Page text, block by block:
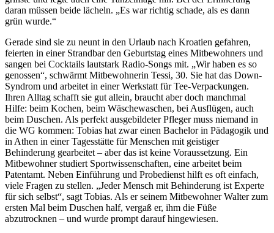
daran müssen beide lächeln. „Es war richtig schade, als es dann
grün wurde.“
Gerade sind sie zu neunt in den Urlaub nach Kroatien gefahren,
feierten in einer Strandbar den Geburtstag eines Mitbewohners und
sangen bei Cocktails lautstark Radio-Songs mit. „Wir haben es so
genossen“, schwärmt Mitbewohnerin Tessi, 30. Sie hat das Down-
Syndrom und arbeitet in einer Werkstatt für Tee-Verpackungen.
Ihren Alltag schafft sie gut allein, braucht aber doch manchmal
Hilfe: beim Kochen, beim Wäschewaschen, bei Ausflügen, auch
beim Duschen. Als perfekt ausgebildeter Pfleger muss niemand in
die WG kommen: Tobias hat zwar einen Bachelor in Pädagogik und
in Athen in einer Tagesstätte für Menschen mit geistiger
Behinderung gearbeitet – aber das ist keine Voraussetzung. Ein
Mitbewohner studiert Sportwissenschaften, eine arbeitet beim
Patentamt. Neben Einführung und Probedienst hilft es oft einfach,
viele Fragen zu stellen. „Jeder Mensch mit Behinderung ist Experte
für sich selbst“, sagt Tobias. Als er seinem Mitbewohner Walter zum
ersten Mal beim Duschen half, vergaß er, ihm die Füße
abzutrocknen – und wurde prompt darauf hingewiesen.